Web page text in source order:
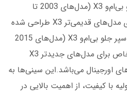
N20 می‌شوند.دیاق سپر جلو بی‌ام‌و X3 (مدل‌های 2003 تا
2006):این نوع دیاق نیز برای مدل‌های قدیمی‌تر X3 طراحی شده
و در بازار موجود است.دیاق سپر جلو بی‌ام‌و X3 (مدل‌های 2015
تا 2017):این دیاق به طور خاص برای مدل‌های جدیدتر X3
اورجینال می‌باشد.این سینی‌ها به
با کیفیت، از اهمیت بالایی در